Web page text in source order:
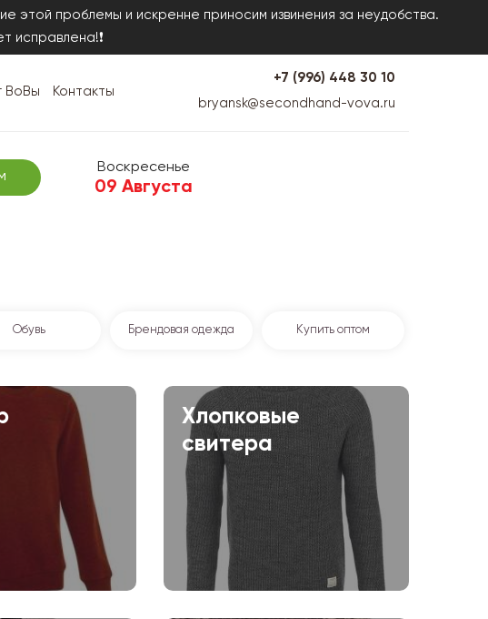
этой проблемы и искренне приносим извинения за неудобства.
исправлена!❗
ВоВы Контакты
+7 (996) 448 30 10
bryansk@secondhand-vova.ru
Воскресенье
09 Августа
Обувь Брендовая одежда Купить оптом
Хлопковые
свитера